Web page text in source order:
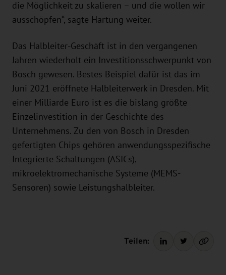
die Möglichkeit zu skalieren – und die wollen wir
ausschöpfen“, sagte Hartung weiter.
Das Halbleiter-Geschäft ist in den vergangenen
Jahren wiederholt ein Investitionsschwerpunkt von
Bosch gewesen. Bestes Beispiel dafür ist das im
Juni 2021 eröffnete Halbleiterwerk in Dresden. Mit
einer Milliarde Euro ist es die bislang größte
Einzelinvestition in der Geschichte des
Unternehmens. Zu den von Bosch in Dresden
gefertigten Chips gehören anwendungsspezifische
Integrierte Schaltungen (ASICs),
mikroelektromechanische Systeme (MEMS-
Sensoren) sowie Leistungshalbleiter.
Teilen: